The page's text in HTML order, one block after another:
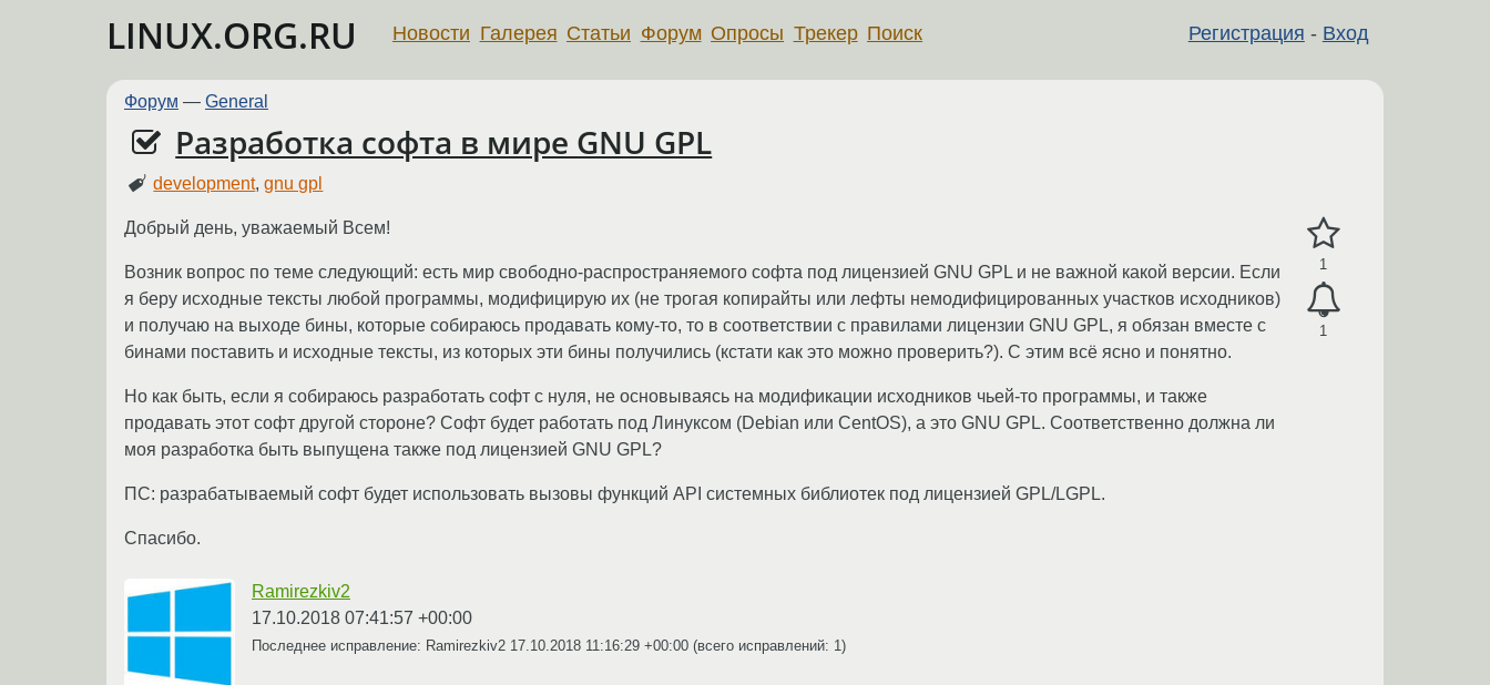
LINUX.ORG.RU Регистрация - Вход
Новости Галерея Статьи Форум Опросы Трекер Поиск
Форум — General
Разработка софта в мире GNU GPL
development,gnu gpl
1
1
Добрый день, уважаемый Всем!
Возник вопрос по теме следующий: есть мир свободно-распространяемого софта под лицензией GNU GPL и не важной какой версии. Если
я беру исходные тексты любой программы, модифицирую их (не трогая копирайты или лефты немодифицированных участков исходников)
и получаю на выходе бины, которые собираюсь продавать кому-то, то в соответствии с правилами лицензии GNU GPL, я обязан вместе с
бинами поставить и исходные тексты, из которых эти бины получились (кстати как это можно проверить?). С этим всё ясно и понятно.
Но как быть, если я собираюсь разработать софт с нуля, не основываясь на модификации исходников чьей-то программы, и также
продавать этот софт другой стороне? Софт будет работать под Линуксом (Debian или CentOS), а это GNU GPL. Соответственно должна ли
моя разработка быть выпущена также под лицензией GNU GPL?
ПС: разрабатываемый софт будет использовать вызовы функций API системных библиотек под лицензией GPL/LGPL.
Спасибо.
Ramirezkiv2
17.10.2018 07:41:57 +00:00
Последнее исправление: Ramirezkiv2 17.10.2018 11:16:29 +00:00 (всего исправлений: 1)